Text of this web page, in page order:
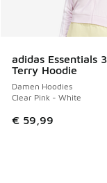
adidas Essentials
Terry Hoodie
Damen Hoodies
Clear Pink - White
€ 59,99